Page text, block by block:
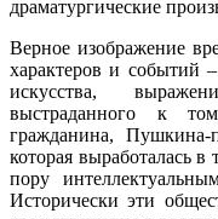
драматургические
Верное изображение
характеров и событий
искусства,
выстраданного к
гражданина, Пушкина-
которая выработалась
пору
Исторически эти